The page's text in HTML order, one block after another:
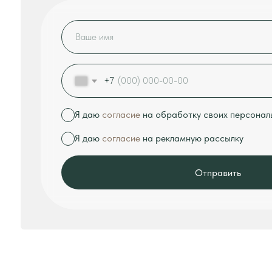
ПОЧЕМУ ВЫБИРАЮТ
Лучше всего о нас расскажут отзывы наших клиентов